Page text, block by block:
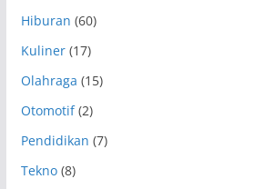
Hiburan (60)
Kuliner(17)
Olahraga (15)
Otomotif(2)
Pendidikan (7)
Tekno(8)